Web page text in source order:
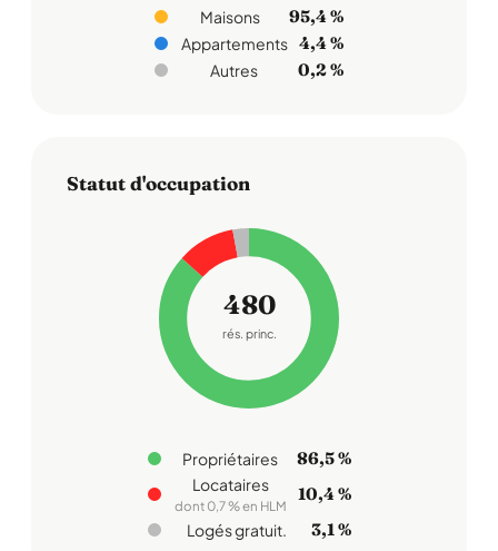
Maisons 95,4 %
Appartements 4,4 %
Autres 0,2 %
Statut d'occupation
480
rés. princ.
Propriétaires 86,5 %
Locataires
dont 0,7 % en HLM
10,4 %
Logés gratuit. 3,1 %